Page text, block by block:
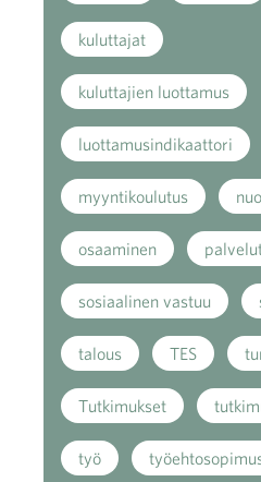
kuluttajat
kuluttajien luottamus
luottamusindikaattori
myyntikoulutus
osaaminen
sosiaalinen vastuu
talous TES
Tutkimukset
työ